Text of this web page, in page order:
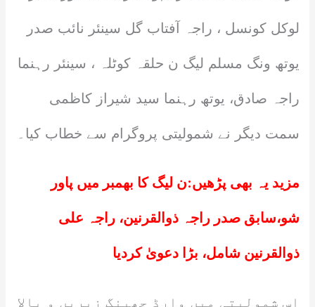
لوکل کونسل ، راجہ آفتاب گل سینئر نائب صدر
یوتھ ونگ مسلم لیگ ن حلقہ کوٹلہ ، سینئر رہنما
راجہ صادق، یوتھ رہنما سید شیراز کاظمی
سمت دیگر نے شمولیتی پروگرام سے خطاب کیا۔
مزید یہ بھی پڑھیں:ن لیگ کا بھمبر میں پاور
شو،سابق صدر راجہ ذوالقرنین، راجہ علی
ذوالقرنین شامل، بڑا دعویٰ کردیا
اس شمولیتی میں وارڈ جھینگ زیریں و بالا